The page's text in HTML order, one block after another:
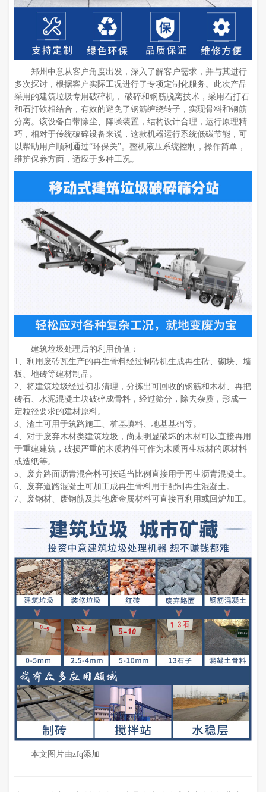
郑州中意从客户角度出发，深入了解客户需求，并与其进行
多次探讨，根据客户实际工况进行了专项定制化服务。此次产品
采用的建筑垃圾专用破碎机， 破碎和钢筋脱离技术，采用石打石
和石打铁相结合，有效的避免了钢筋缠绕转子，实现骨料和钢筋
分离。该设备自带除尘、降噪装置，结构设计合理，运行原理精
巧，相对于传统破碎设备来说，这款机器运行系统低碳节能，可
以帮助用户顺利通过“环保关”。整机液压系统控制，操作简单，
维护保养方面，适应于多种工况。
建筑垃圾处理后的利用价值：
1、利用废砖瓦生产的再生骨料经过制砖机生成再生砖、砌块、墙
板、地砖等建材制品。
2、将建筑垃圾经过初步清理，分拣出可回收的钢筋和木材、再把
砖石、水泥混凝土块破碎成骨料，经过筛分，除去杂质，形成一
定粒径要求的建材原料。
3、渣土可用于筑路施工、桩基填料、地基基础等。
4、对于废弃木材类建筑垃圾，尚未明显破坏的木材可以直接再用
于重建建筑，破损严重的木质构件可作为木质再生板材的原材料
或造纸等。
5、废弃路面沥青混合料可按适当比例直接用于再生沥青混凝土。
6、废弃道路混凝土可加工成再生骨料用于配制再生混凝土。
7、废钢材、废钢筋及其他废金属材料可直接再利用或回炉加工。
本文图片由zfq添加